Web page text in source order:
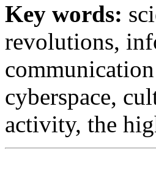
Key words:
revolutions,
cyberspace,
activity, the